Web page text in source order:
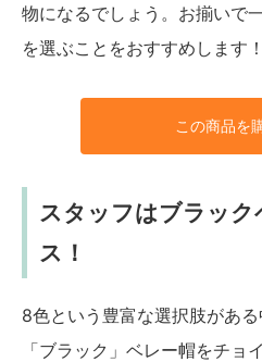
物になるでしょう。お揃いで
を選ぶことをおすすめします！
この商品を
スタッフはブラック
ス！
8色という豊富な選択肢があ
「ブラック」ベレー帽をチョイ